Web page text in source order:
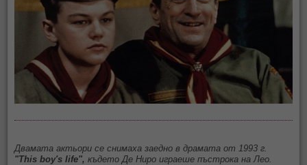
Двамата актьори се снимаха заедно в драмата от 1993 г.
"This boy's life", където Де Ниро играеше пъстрока на Лео.